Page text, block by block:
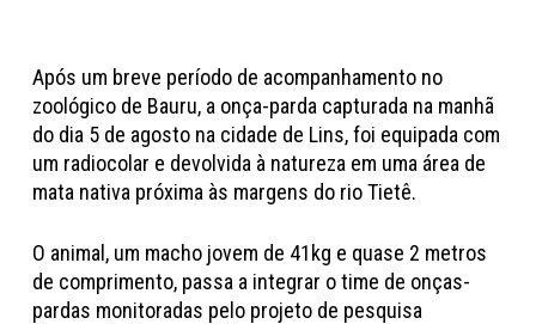
Após um breve período de acompanhamento no
zoológico de Bauru, a onça-parda capturada na manhã
do dia 5 de agosto na cidade de Lins, foi equipada com
um radiocolar e devolvida à natureza em uma área de
mata nativa próxima às margens do rio Tietê.
O animal, um macho jovem de 41kg e quase 2 metros
de comprimento, passa a integrar o time de onças-
pardas monitoradas pelo projeto de pesquisa